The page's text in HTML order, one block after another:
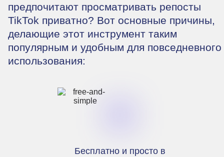
предпочитают просматривать репосты
TikTok приватно? Вот основные причины,
делающие этот инструмент таким
популярным и удобным для повседневного
использования:
Бесплатно и просто в